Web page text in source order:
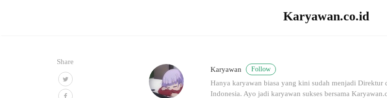
Karyawan.co.id
Share
Karyawan Follow
Hanya karyawan biasa yang kini sudah menjadi Direktur
Indonesia. Ayo jadi karyawan sukses bersama